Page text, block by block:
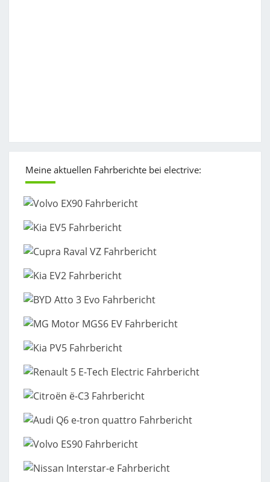
Meine aktuellen Fahrberichte bei electrive: